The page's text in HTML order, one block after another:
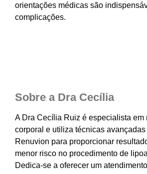
orientações médicas são
complicações.
Sobre a Dra Cecília
A Dra Cecília Ruiz é especialista em
corporal e utiliza técnicas
Renuvion para proporcionar
menor risco no procedimento de
Dedica-se a oferecer um